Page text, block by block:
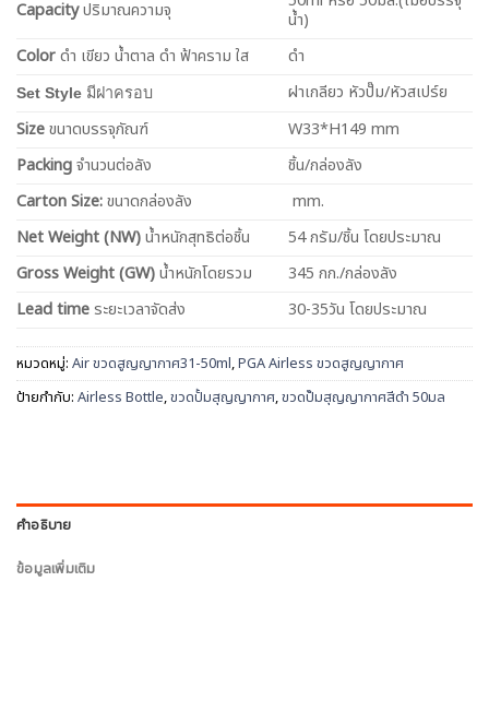
Capacityปริมาณความจุ
น้ำ)
Colorดำ เขียว น้ำตาล ดำ ฟ้าคราม ใส ดำ
Set Style มีฝาครอบ
ฝาเกลียว หัวปั๊ม/หัวสเปร์ย
Sizeขนาดบรรจุภัณฑ์
W33*H149 mm
Packingจำนวนต่อลัง
ชิ้น/กล่องลัง
Carton Size:ขนาดกล่องลัง
mm.
NetWeight (NW)น้ำหนักสุทธิต่อชิ้น
54 กรัม/ชิ้น โดยประมาณ
Gross Weight (GW)น้ำหนักโดยรวม
345 กก./กล่องลัง
Lead time ระยะเวลาจัดส่ง 30-35วัน โดยประมาณ
หมวดหมู่: Air ขวดสูญญากาศ31-50ml,PGA Airless ขวดสูญญากาศ
ป้ายกำกับ: Airless Bottle,ขวดปั้มสุญญากาศ,ขวดปั๊มสุญญากาศสีดำ 50มล
คำอธิบาย
ข้อมูลเพิ่มเติม